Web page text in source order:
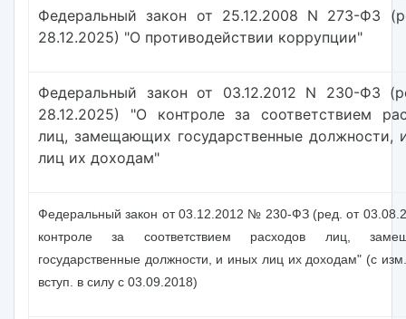
Федеральный закон от 25.12.2008 N 273-ФЗ
28.12.2025) "О противодействии коррупции"
Федеральный закон от 03.12.2012 N 230-ФЗ
28.12.2025) "О контроле за соответствием
лиц, замещающих государственные должности,
лиц их доходам"
Федеральный закон от 03.12.2012 № 230-ФЗ (ред. от
контроле за соответствием расходов лиц,
государственные должности, и иных лиц их доходам" (с
вступ. в силу с 03.09.2018)